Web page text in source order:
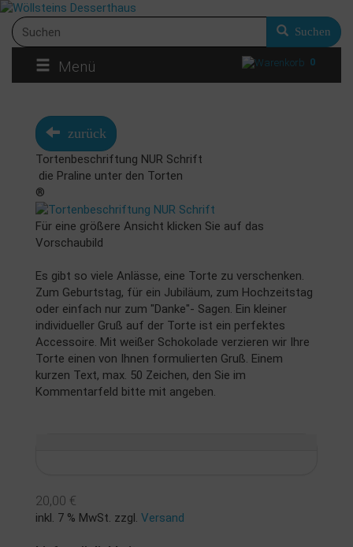
Suchen
Menü 0
zurück
Tortenbeschriftung NUR Schrift
die Praline unter den Torten
®
Für eine größere Ansicht klicken Sie auf das
Vorschaubild
Es gibt so viele Anlässe, eine Torte zu verschenken.
Zum Geburtstag, für ein Jubiläum, zum Hochzeitstag
oder einfach nur zum "Danke"- Sagen. Ein kleiner
individueller Gruß auf der Torte ist ein perfektes
Accessoire. Mit weißer Schokolade verzieren wir Ihre
Torte einen von Ihnen formulierten Gruß. Einem
kurzen Text, max. 50 Zeichen, den Sie im
Kommentarfeld bitte mit angeben.
20,00 €
inkl. 7 % MwSt. zzgl. Versand